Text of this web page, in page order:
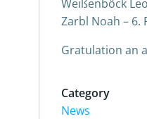
Weißenböck
Zarbl Noah – 6.
Gratulation an
Category
News